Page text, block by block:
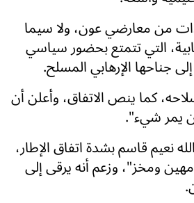
من معارضي عون، ولا سيما
التي تتمتع بحضور سياسي
جناحها الإرهابي المسلح.
كما ينص الاتفاق، وأعلن أن
يمر شيء".
نعيم قاسم بشدة اتفاق الإطار،
ومخز"، وزعم أنه يرقى إلى